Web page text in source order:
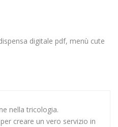
digitale pdf, menù cute
nella tricologia.
creare un vero servizio in